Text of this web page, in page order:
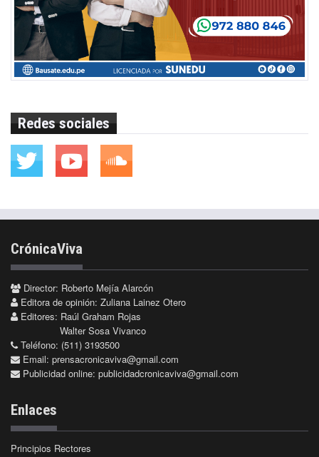
Redes sociales
CrónicaViva
Director: Roberto Mejía Alarcón
Editora de opinión: Zuliana Lainez Otero
Editores: Raúl Graham Rojas
Walter Sosa Vivanco
Teléfono: (511) 3193500
Email: prensacronicaviva@gmail.com
Publicidad online: publicidadcronicaviva@gmail.com
Enlaces
Principios Rectores